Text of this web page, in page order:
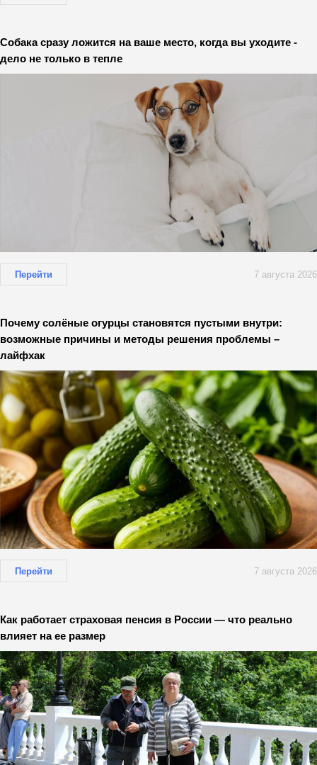
Собака сразу ложится на ваше место, когда вы уходите -
дело не только в тепле
Перейти 7 августа 2026
Почему солёные огурцы становятся пустыми внутри:
возможные причины и методы решения проблемы –
лайфхак
Перейти 7 августа 2026
Как работает страховая пенсия в России — что реально
влияет на ее размер